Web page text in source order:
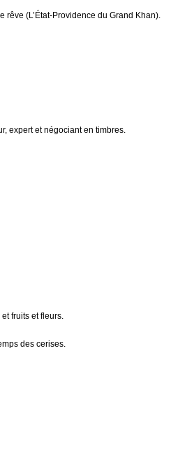
rêve (L’État-Providence du Grand Khan).
expert et négociant en timbres.
fruits et fleurs.
des cerises.